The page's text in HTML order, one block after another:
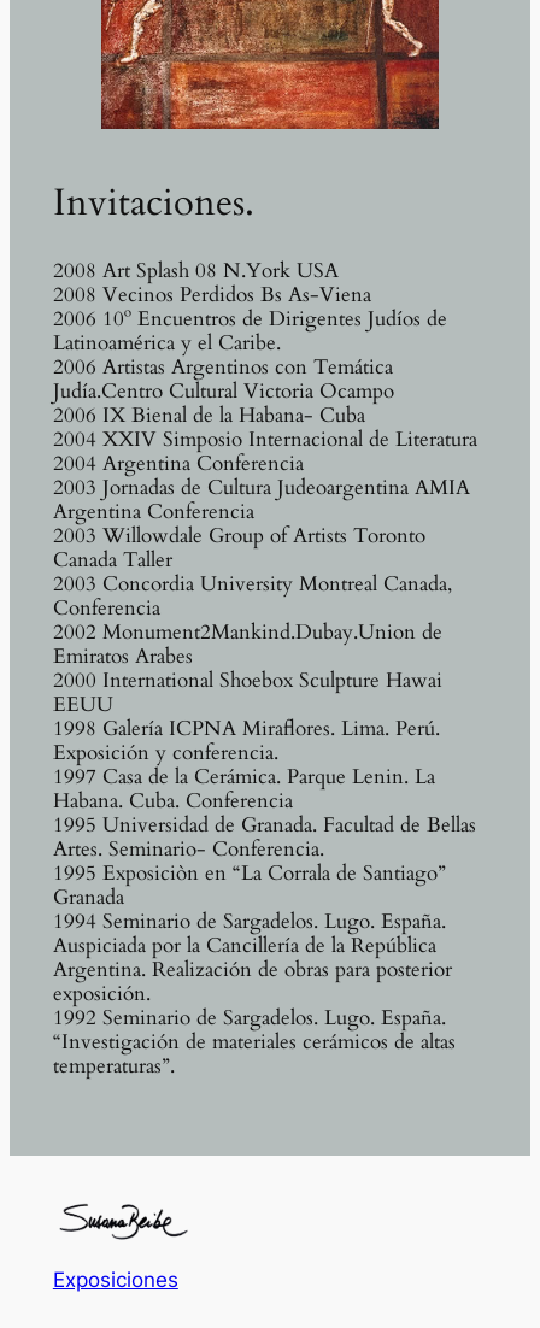
Invitaciones.
2008 Art Splash 08 N.York USA
2008 Vecinos Perdidos Bs As-Viena
2006 10º Encuentros de Dirigentes Judíos de
Latinoamérica y el Caribe.
2006 Artistas Argentinos con Temática
Judía.Centro Cultural Victoria Ocampo
2006 IX Bienal de la Habana- Cuba
2004 XXIV Simposio Internacional de Literatura
2004 Argentina Conferencia
2003 Jornadas de Cultura Judeoargentina AMIA
Argentina Conferencia
2003 Willowdale Group of Artists Toronto
Canada Taller
2003 Concordia University Montreal Canada,
Conferencia
2002 Monument2Mankind.Dubay.Union de
Emiratos Arabes
2000 International Shoebox Sculpture Hawai
EEUU
1998 Galería ICPNA Miraflores. Lima. Perú.
Exposición y conferencia.
1997 Casa de la Cerámica. Parque Lenin. La
Habana. Cuba. Conferencia
1995 Universidad de Granada. Facultad de Bellas
Artes. Seminario- Conferencia.
1995 Exposiciòn en “La Corrala de Santiago”
Granada
1994 Seminario de Sargadelos. Lugo. España.
Auspiciada por la Cancillería de la República
Argentina. Realización de obras para posterior
exposición.
1992 Seminario de Sargadelos. Lugo. España.
“Investigación de materiales cerámicos de altas
temperaturas”.
Exposiciones